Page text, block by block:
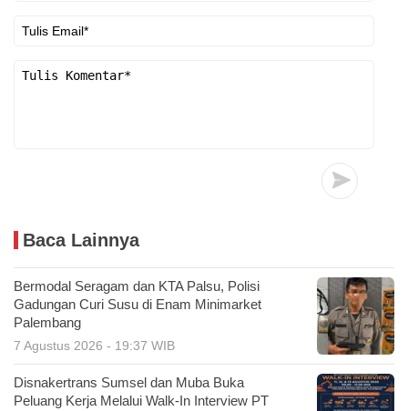
Baca Lainnya
Bermodal Seragam dan KTA Palsu, Polisi
Gadungan Curi Susu di Enam Minimarket
Palembang
7 Agustus 2026 - 19:37 WIB
Disnakertrans Sumsel dan Muba Buka
Peluang Kerja Melalui Walk-In Interview PT